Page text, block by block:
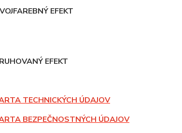
EFEKT
EFEKT
TECHNICKÝCH ÚDAJOV
BEZPEČNOSTNÝCH ÚDAJOV